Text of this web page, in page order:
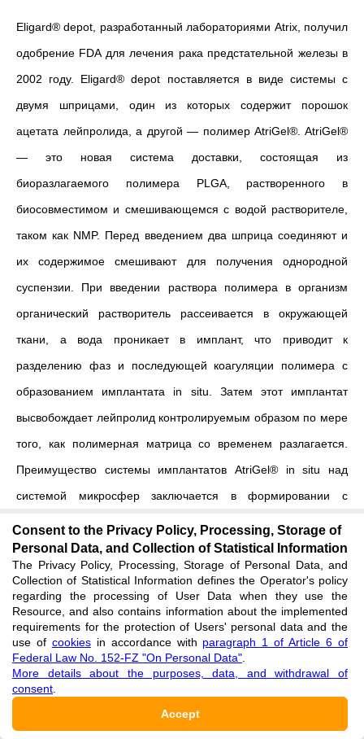
Eligard® depot, разработанный лабораториями Atrix, получил
одобрение FDA для лечения рака предстательной железы в
2002 году. Eligard® depot поставляется в виде системы с
двумя шприцами, один из которых содержит порошок
ацетата лейпролида, а другой — полимер AtriGel®. AtriGel®
— это новая система доставки, состоящая из
биоразлагаемого полимера PLGA, растворенного в
биосовместимом и смешивающемся с водой растворителе,
таком как NMP. Перед введением два шприца соединяют и
их содержимое смешивают для получения однородной
суспензии. При введении раствора полимера в организм
органический растворитель рассеивается в окружающей
ткани, а вода проникает в имплант, что приводит к
разделению фаз и последующей коагуляции полимера с
образованием имплантата in situ. Затем этот имплантат
высвобождает лейпролид контролируемым образом по мере
того, как полимерная матрица со временем разлагается.
Преимущество системы имплантатов AtriGel® in situ над
системой микросфер заключается в формировании с
что приводит к меньшей площади поверхности и меньшему
разрушению ацетата лейпролида.
Скорость высвобождения
ацетата лейпролида регулируется изменением
молекулярной массы полимера и концентраций
растворителя. Эта уникальная особенность системы AtriGel®
привела к появлению ряда препаратов Eligard depot,
используемых для лечения на различные сроки: 1 месяц
(доза 7,5 мг), 3 месяца (доза 22,5 мг) и 6 месяцев (доза 45
Consent to the Privacy Policy, Processing, Storage of
Personal Data, and Collection of Statistical Information
The Privacy Policy, Processing, Storage of Personal Data, and
Collection of Statistical Information defines the Operator's policy
regarding the processing of User Data when they use the
Resource, and also contains information about the implemented
requirements for the protection of Users' personal data and the
use of cookiesin accordance with paragraph 1 of Article 6 of
Federal Law No. 152-FZ "On Personal Data"
More details about the purposes, data, and withdrawal of
consent
Accept